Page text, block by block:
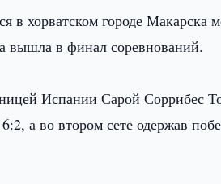
в хорватском городе Макарска
вышла в финал соревнований.
Испании Сарой Соррибес
а во втором сете одержав